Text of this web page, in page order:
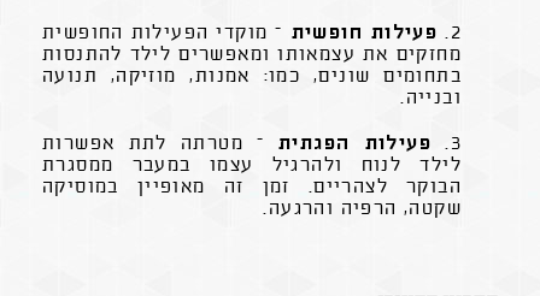
2.
פעילות חופשית – מוקדי הפעילות החופשית
מחזקים את עצמאותו ומאפשרים לילד להתנסות
בתחומים שונים, כמו: אמנות, מוזיקה, תנועה
ובנייה.
3.
פעילות הפגתית – מטרתה לתת אפשרות
לילד לנוח ולהרגיל עצמו במעבר ממסגרת
הבוקר לצהריים. זמן זה מאופיין במוסיקה
שקטה, הרפיה והרגעה.